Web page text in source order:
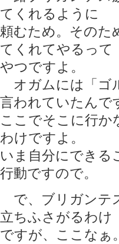
てくれるように
頼むため。そのた
てくれてやるって
やつですよ。
オガムには「ゴ
言われていたんで
ここでそこに行か
わけですよ。
いま自分にできる
行動ですので。
で、ブリガンテ
立ちふさがるわけ
ですが、ここなぁ